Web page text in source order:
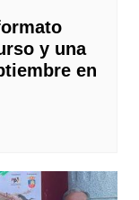
y una
en